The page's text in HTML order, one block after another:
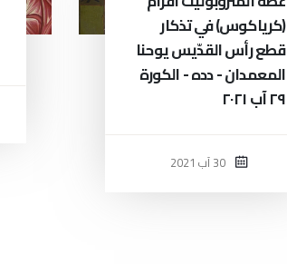
(كرياكوس) في تذكار
قطع رأس القدّيس يوحنا
المعمدان - دده - الكورة
٢٩ آب ٢٠٢١